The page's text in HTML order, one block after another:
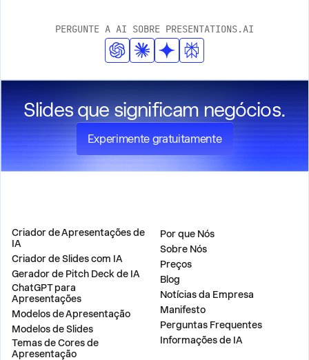
PERGUNTE A AI SOBRE PRESENTATIONS.AI
Slides que significam negócios.
Experimente gratuitamente
Criador de Apresentações de
IA
Criador de Slides com IA
Gerador de Pitch Deck de IA
ChatGPT para
Apresentações
Modelos de Apresentação
Modelos de Slides
Temas de Cores de
Apresentação
Por que Nós
Sobre Nós
Preços
Blog
Notícias da Empresa
Manifesto
Perguntas Frequentes
Informações de IA